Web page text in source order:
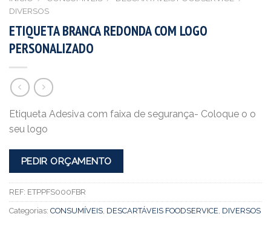
DIVERSOS
ETIQUETA BRANCA REDONDA COM LOGO
PERSONALIZADO
Etiqueta Adesiva com faixa de segurança- Coloque o o
seu logo
PEDIR ORÇAMENTO
REF: ETPPFS000FBR
Categorias: CONSUMÍVEIS DESCARTÁVEIS FOODSERVICE DIVERSOS